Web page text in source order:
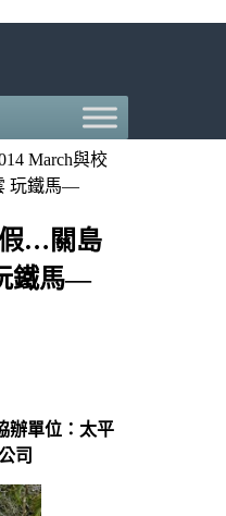
March與校
玩鐵馬—
假…關島
鐵馬—
辦單位：太平
司